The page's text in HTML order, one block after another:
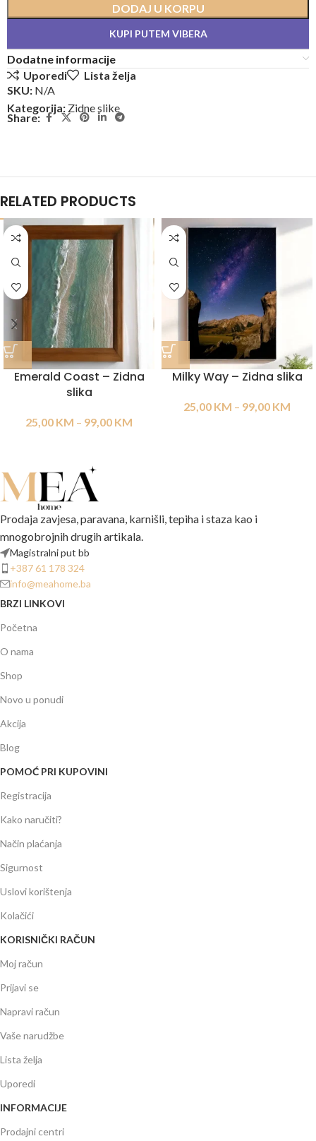
DODAJ U KORPU
KUPI PUTEM VIBERA
Dodatne informacije
Uporedi
Lista želja
SKU: N/A
Kategorija: Zidne slike
Share:
RELATED PRODUCTS
Emerald Coast – Zidna
slika
25,00 KM – 99,00 KM
Milky Way – Zidna slika
25,00 KM – 99,00 KM
Prodaja zavjesa, paravana, karnišli, tepiha i staza kao i
mnogobrojnih drugih artikala.
Magistralni put bb
+387 61 178 324
info@meahome.ba
BRZI LINKOVI
Početna
O nama
Shop
Novo u ponudi
Akcija
Blog
POMOĆ PRI KUPOVINI
Registracija
Kako naručiti?
Način plaćanja
Sigurnost
Uslovi korištenja
Kolačići
KORISNIČKI RAČUN
Moj račun
Prijavi se
Napravi račun
Vaše narudžbe
Lista želja
Uporedi
INFORMACIJE
Prodajni centri